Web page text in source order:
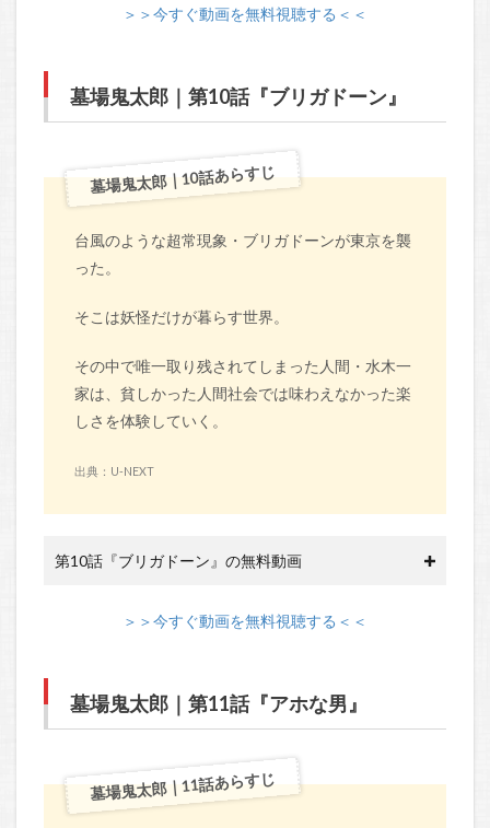
＞＞今すぐ動画を無料視聴する＜＜
墓場鬼太郎｜第10話『ブリガドーン』
墓場鬼太郎｜10話あらすじ
台風のような超常現象・ブリガドーンが東京を襲
った。
そこは妖怪だけが暮らす世界。
その中で唯一取り残されてしまった人間・水木一
家は、貧しかった人間社会では味わえなかった楽
しさを体験していく。
出典：U-NEXT
第10話『ブリガドーン』の無料動画
＞＞今すぐ動画を無料視聴する＜＜
墓場鬼太郎｜第11話『アホな男』
墓場鬼太郎｜11話あらすじ